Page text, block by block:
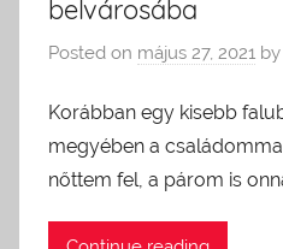
belvárosába
Posted on május 27, 2021 by
Korábban egy kisebb
megyében a
nőttem fel, a párom is